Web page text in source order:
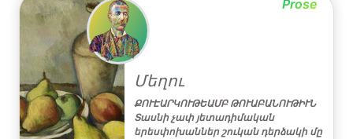
Prose
Մեղու
ՔՈՒԷԱՐԿՈՒԹԵԱՄԲ ԹՈՒԱԲԱՆՈՒԹԻՒՆ
Տասնի չափ յետադիմական
երեսփոխաններ շուկան դերձակի մը